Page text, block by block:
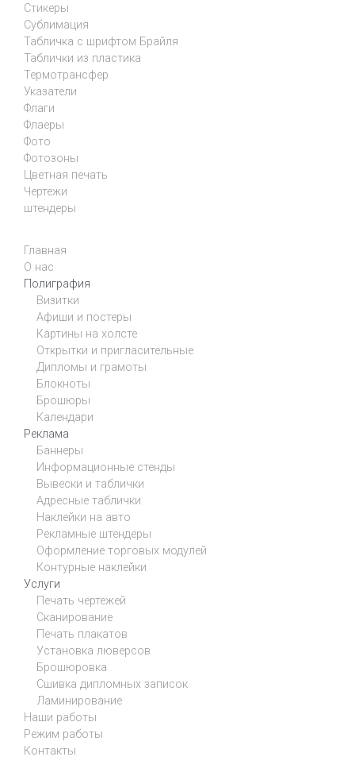
Стикеры
Сублимация
Табличка с шрифтом Брайля
Таблички из пластика
Термотрансфер
Указатели
Флаги
Флаеры
Фото
Фотозоны
Цветная печать
Чертежи
штендеры
Главная
О нас
Полиграфия
Визитки
Афиши и постеры
Картины на холсте
Открытки и пригласительные
Дипломы и грамоты
Блокноты
Брошюры
Календари
Реклама
Баннеры
Информационные стенды
Вывески и таблички
Адресные таблички
Наклейки на авто
Рекламные штендеры
Оформление торговых модулей
Контурные наклейки
Услуги
Печать чертежей
Сканирование
Печать плакатов
Установка люверсов
Брошюровка
Сшивка дипломных записок
Ламинирование
Наши работы
Режим работы
Контакты